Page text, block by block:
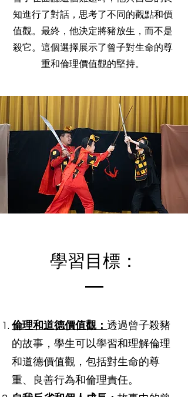
知進行了對話，思考了不同的觀點和價
值觀。最終，他決定將豬放生，而不是
殺它。這個選擇展示了曾子對生命的尊
重和倫理價值觀的堅持。
學習目標：
倫理和道德價值觀： 透過曾子殺豬
的故事，學生可以學習和理解倫理
和道德價值觀，包括對生命的尊
重、良善行為和倫理責任。